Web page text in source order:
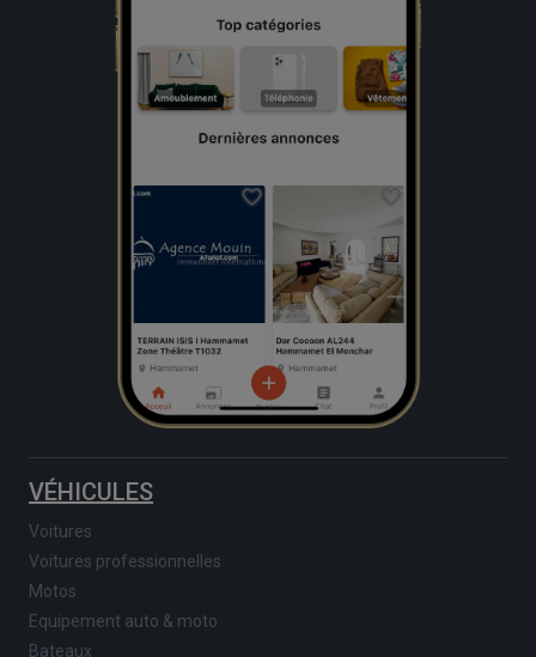
VÉHICULES
Voitures
Voitures professionnelles
Motos
Equipement auto & moto
Bateaux